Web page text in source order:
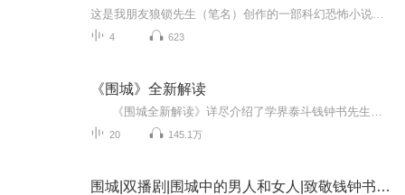
4 623
《围城》全新解读
20 145.1万
围城|双播剧|围城中的男人和女人|致敬钱钟书先生